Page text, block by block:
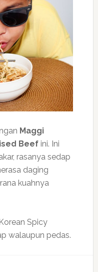
Maggi
Beefini. Ini
rasanya sedap
daging
kuahnya
Spicy
walaupun pedas.